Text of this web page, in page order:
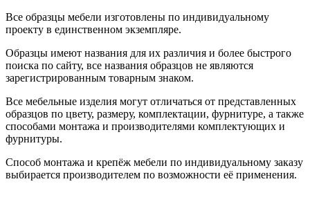
Все образцы мебели изготовлены по индивидуальному
проекту в единственном экземпляре.
Образцы имеют названия для их различия и более быстрого
поиска по сайту, все названия образцов не являются
зарегистрированным товарным знаком.
Все мебельные изделия могут отличаться от представленных
образцов по цвету, размеру, комплектации, фурнитуре, а также
способами монтажа и производителями комплектующих и
фурнитуры.
Способ монтажа и крепёж мебели по индивидуальному заказу
выбирается производителем по возможности её применения.